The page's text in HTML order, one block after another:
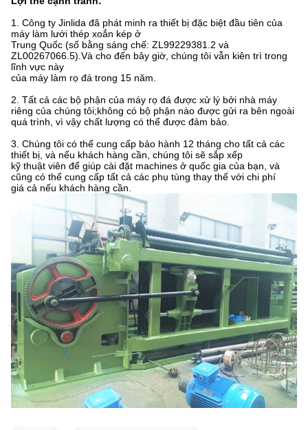
1. Công ty Jinlida đã phát minh ra thiết bị đặc biệt đầu tiên của
máy làm lưới thép xoắn kép ở
Trung Quốc (số bằng sáng chế: ZL99229381.2 và
ZL00267066.5).Và cho đến bây giờ, chúng tôi vẫn kiên trì trong
lĩnh vực này
của máy làm rọ đá trong 15 năm.
2. Tất cả các bộ phận của máy rọ đá được xử lý bởi nhà máy
riêng của chúng tôi;không có bộ phận nào được gửi ra bên ngoài
quá trình, vì vậy chất lượng có thể được đảm bảo.
3. Chúng tôi có thể cung cấp bảo hành 12 tháng cho tất cả các
thiết bị, và nếu khách hàng cần, chúng tôi sẽ sắp xếp
kỹ thuật viên để giúp cài đặt machines ở quốc gia của bạn, và
cũng có thể cung cấp tất cả các phụ tùng thay thế với chi phí
giá cả nếu khách hàng cần.